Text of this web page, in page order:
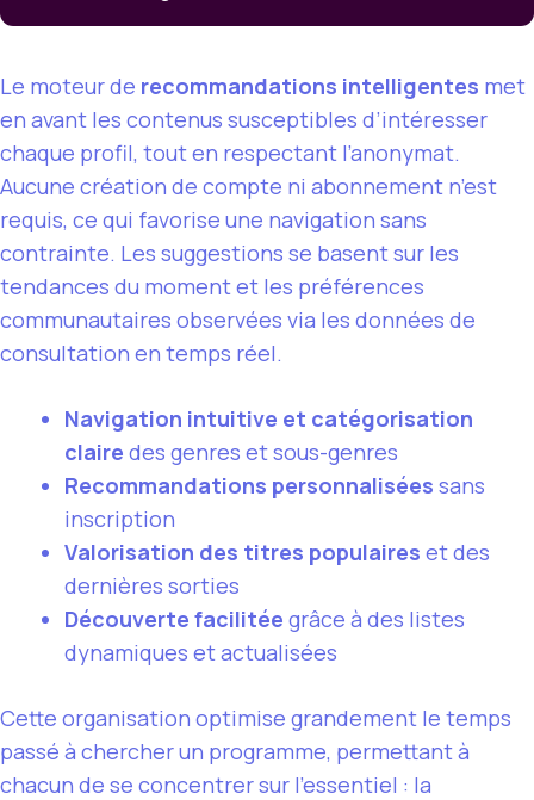
Le moteur de recommandations intelligentes met
en avant les contenus susceptibles d’intéresser
chaque profil, tout en respectant l’anonymat.
Aucune création de compte ni abonnement n’est
requis, ce qui favorise une navigation sans
contrainte. Les suggestions se basent sur les
tendances du moment et les préférences
communautaires observées via les données de
consultation en temps réel.
Navigation intuitive et catégorisation
claire des genres et sous-genres
Recommandations personnalisées sans
inscription
Valorisation des titres populaires et des
dernières sorties
Découverte facilitée grâce à des listes
dynamiques et actualisées
Cette organisation optimise grandement le temps
passé à chercher un programme, permettant à
chacun de se concentrer sur l’essentiel : la